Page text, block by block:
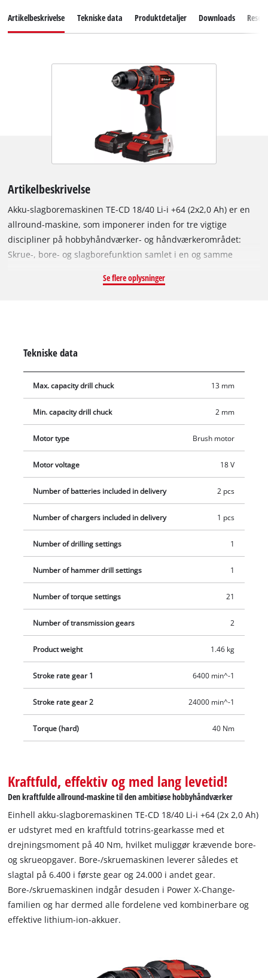
Artikelbeskrivelse Tekniske data Produktdetaljer Downloads
Artikelbeskrivelse
Akku-slagboremaskinen TE-CD 18/40 Li-i +64 (2x2,0 Ah) er en
allround-maskine, som imponerer inden for tre vigtige
discipliner på hobbyhåndværker- og håndværkerområdet:
Skrue-, bore- og slagborefunktion samlet i en og samme
Change-familie kan alle akkuer i systemserien kombineres
sørger den elektroniske omdrejningstalregulering for at
dosere til materiale- og opgavetilpasset arbejde i 21
momenttrin. Med den inkluderede slagfunktion kan der med
tegl – til boring i træ rækker det med borefunktionen. Med
momentindstillingen leverer maskinen om nødvendigt dog
også lavere omdrejningstal til skruning i blødere materialer.
Den integrerede LED-arbejdsbelysning giver et optimalt
overblik over arbejdsområdet, også under mørke lysforhold.
Takket være den fremragende lithium-ion-teknologi uden
Ved levering medfølger to 2,0 Ah Power X-Change-akkuer og
en hurtigoplader samt et tilbehørssæt med 64 dele, det hele
leveres i en praktisk kuffert.
Se flere oplysninger
Tekniske data
Max. capacity drill chuck 13 mm
Min. capacity drill chuck 2 mm
Motor type Brush motor
Motor voltage 18 V
Number of batteries included in delivery 2 pcs
Number of chargers included in delivery 1 pcs
Number of drilling settings 1
Number of hammer drill settings 1
Number of torque settings 21
Number of transmission gears 2
Product weight 1.46 kg
Stroke rate gear 1 6400 min^-1
Stroke rate gear 2 24000 min^-1
Torque (hard) 40 Nm
Kraftfuld, effektiv og med lang levetid!
Den kraftfulde allround-maskine til den ambitiøse hobbyhåndværker
Einhell akku-slagboremaskinen TE-CD 18/40 Li-i +64 (2x 2,0 Ah)
er udstyret med en kraftfuld totrins-gearkasse med et
drejningsmoment på 40 Nm, hvilket muliggør krævende bore-
og skrueopgaver. Bore-/skruemaskinen leverer således et
slagtal på 6.400 i første gear og 24.000 i andet gear.
Bore-/skruemaskinen indgår desuden i Power X-Change-
familien og har dermed alle fordelene ved kombinerbare og
effektive lithium-ion-akkuer.